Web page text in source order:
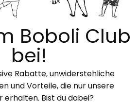
Boboli Club
bei!
Rabatte, unwiderstehliche
und Vorteile, die nur unsere
erhalten. Bist du dabei?